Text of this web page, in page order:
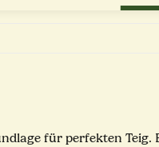
für perfekten